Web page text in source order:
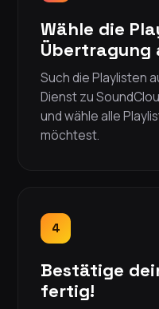
Wähle die
Übertragung
Such die Playlisten
Dienst zu
und wähle alle
möchtest.
4
Bestätige
fertig!